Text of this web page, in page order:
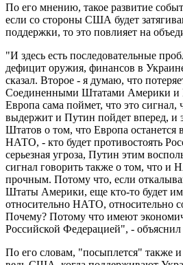
По его мнению, такое развитие
если со стороны США будет
поддержки, то это повлияет на
"И здесь есть последовательные
дефицит оружия, финансов в
сказал. Второе - я думаю, что
Соединенными Штатами Америки и
Европа сама поймет, что это сигнал,
выдержит и Путин пойдет вперед, и
Штатов о том, что Европа останется
НАТО, - кто будет противостоять
серьезная угроза, Путин этим
сигнал говорить также о том, что и
прочным. Потому что, если
Штаты Америки, еще кто-то будет
относительно НАТО, относительно
Почему? Потому что имеют
Российской Федерацией", - объяснил
По его словам, "посыплется" также